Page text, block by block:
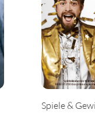
Spiele &